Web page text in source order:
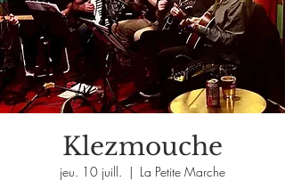
Klezmouche
jeu. 10 juill.
  |
La Petite Marche